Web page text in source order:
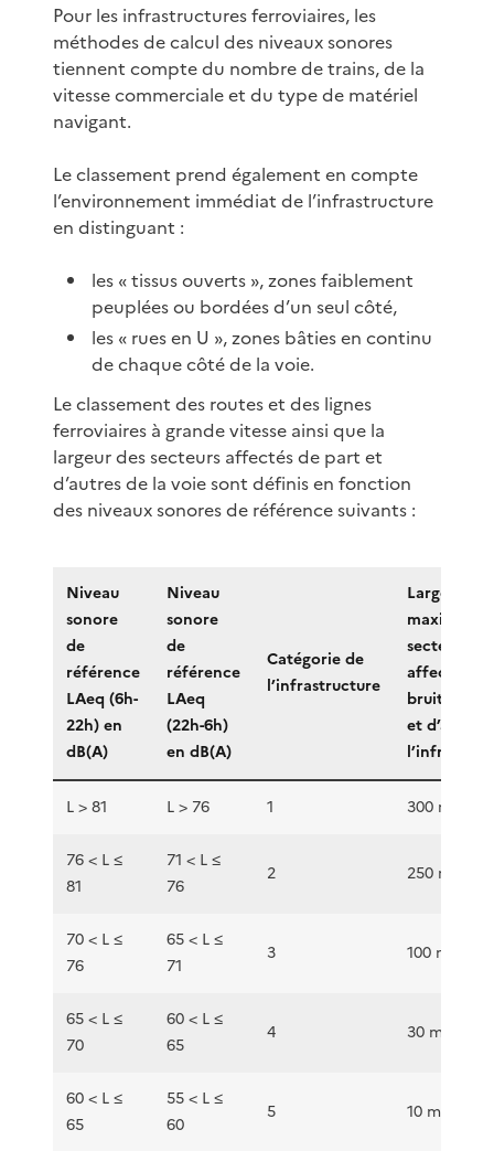
Pour les infrastructures ferroviaires, les
méthodes de calcul des niveaux sonores
tiennent compte du nombre de trains, de la
vitesse commerciale et du type de matériel
navigant.
Le classement prend également en compte
l’environnement immédiat de l’infrastructure
en distinguant :
les « tissus ouverts », zones faiblement
peuplées ou bordées d’un seul côté,
les « rues en U », zones bâties en continu
de chaque côté de la voie.
Le classement des routes et des lignes
ferroviaires à grande vitesse ainsi que la
largeur des secteurs affectés de part et
d’autres de la voie sont définis en fonction
des niveaux sonores de référence suivants :
Niveau
sonore
de
référence
LAeq (6h-
22h) en
dB(A)
Niveau
sonore
de
référence
LAeq
(22h-6h)
en dB(A)
Catégorie de
l’infrastructure
Largeur
maximale
secteurs
affectés
bruit de
et d’autre
L > 81 L > 76 1 300 m
76 < L ≤
81
71 < L ≤
76
2 250 m
70 < L ≤
76
65 < L ≤
71
3 100 m
65 < L ≤
70
60 < L ≤
65
4 30 m
60 < L ≤
65
55 < L ≤
60
5 10 m